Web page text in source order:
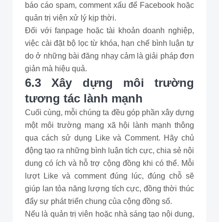
báo cáo spam, comment xấu để Facebook hoặc
quản trị viên xử lý kịp thời.
Đối với fanpage hoặc tài khoản doanh nghiệp,
việc cài đặt bộ lọc từ khóa, hạn chế bình luận tự
do ở những bài đăng nhạy cảm là giải pháp đơn
giản mà hiệu quả.
6.3 Xây dựng môi trường
tương tác lành mạnh
Cuối cùng, mỗi chúng ta đều góp phần xây dựng
một môi trường mạng xã hội lành mạnh thông
qua cách sử dụng Like và Comment. Hãy chủ
động tạo ra những bình luận tích cực, chia sẻ nội
dung có ích và hỗ trợ cộng đồng khi có thể. Mỗi
lượt Like và comment đúng lúc, đúng chỗ sẽ
giúp lan tỏa năng lượng tích cực, đồng thời thúc
đẩy sự phát triển chung của cộng đồng số.
Nếu là quản trị viên hoặc nhà sáng tạo nội dung,